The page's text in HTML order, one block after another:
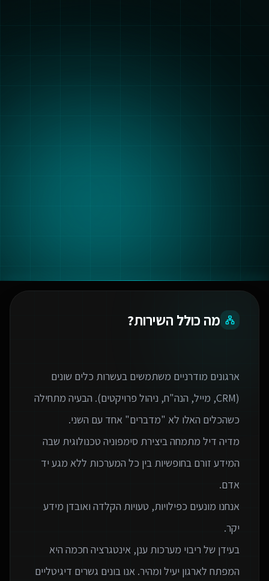
מה כולל השירות?
ארגונים מודרניים משתמשים בעשרות כלים שונים
(CRM, מייל, הנה"ח, ניהול פרויקטים). הבעיה מתחילה
מדיה דיל מתמחה ביצירת סימפוניה טכנולוגית שבה
המידע זורם בחופשיות בין כל המערכות ללא מגע יד
אנחנו מונעים כפילויות, טעויות הקלדה ואובדן מידע
בעידן של ריבוי מערכות ענן, אינטגרציה חכמה היא
המפתח לארגון יעיל ומהיר. אנו בונים גשרים דיגיטליים